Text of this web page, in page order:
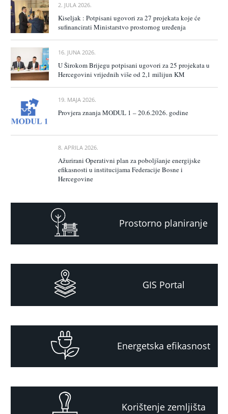
2. JULA 2026.
Kiseljak : Potpisani ugovori za 27 projekata koje će
sufinancirati Ministarstvo prostornog uređenja
16. JUNA 2026.
U Širokom Brijegu potpisani ugovori za 25 projekata u
Hercegovini vrijednih više od 2,1 milijun KM
19. MAJA 2026.
Provjera znanja MODUL 1 – 20.6.2026. godine
8. APRILA 2026.
Ažurirani Operativni plan za poboljšanje energijske
efikasnosti u institucijama Federacije Bosne i
Hercegovine
Prostorno planiranje
GIS Portal
Energetska efikasnost
Korištenje zemljišta